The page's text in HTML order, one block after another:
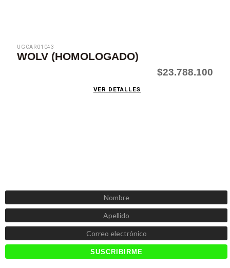
UGCAR01043
WOLV (HOMOLOGADO)
$23.788.100
VER DETALLES